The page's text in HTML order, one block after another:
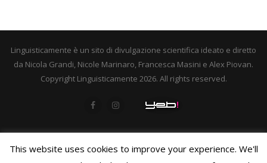
Linguisticamente è un sito di divulgazione scientifica ideato e diretto
da Nicola Grandi, Nicole Marinaro, Francesca Masini e Alex Piovan.
Copyright Linguisticamente 2026. All rights reserved.
This website uses cookies to improve your experience. We'll